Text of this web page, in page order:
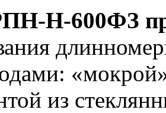
Н-600ФЗ
«мокрой»
из